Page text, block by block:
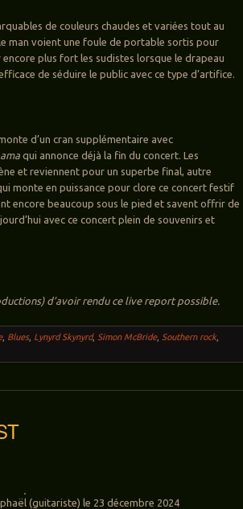
de couleurs chaudes et variées tout au
man voient une foule de portable sortis pour
plus fort les sudistes lorsque le drapeau
de séduire le public avec ce type d’artifice.
d’un cran supplémentaire avec
qui annonce déjà la fin du concert. Les
et reviennent pour un superbe final, autre
monte en puissance pour clore ce concert festif
encore beaucoup sous le pied et savent offrir de
avec ce concert plein de souvenirs et
d’avoir rendu ce live report possible.
, Blues, Lynyrd Skynyrd, Simon McBride, Southern rock,
(guitariste) le 23 décembre 2024